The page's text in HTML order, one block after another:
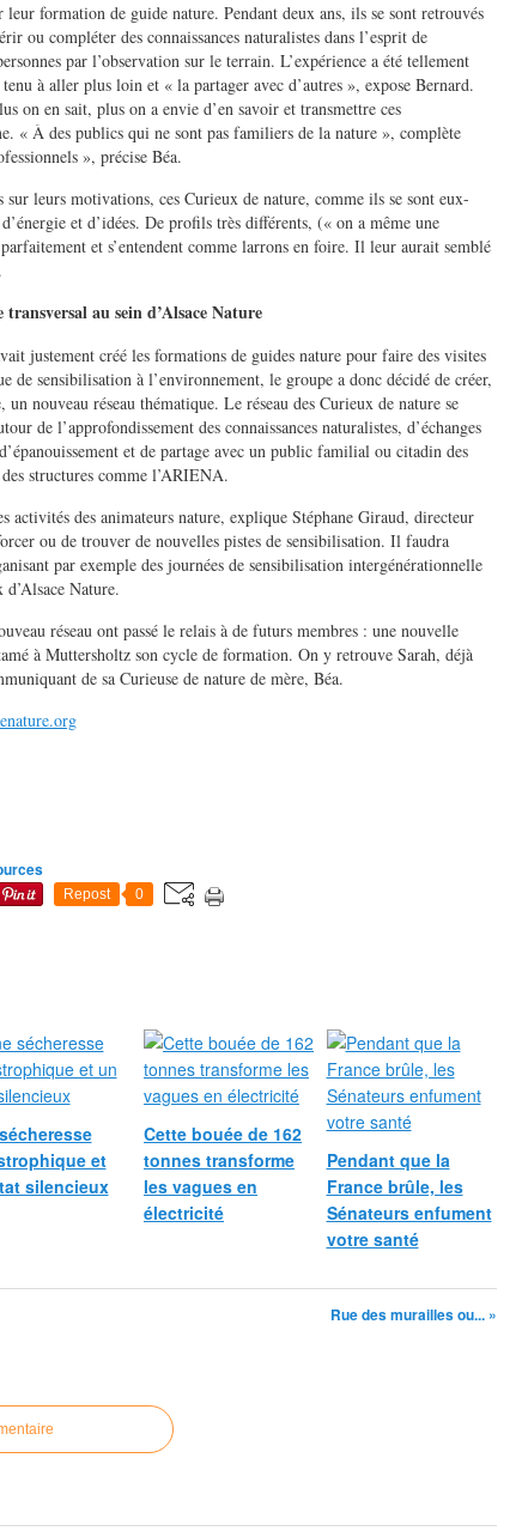
formation de guide nature. Pendant deux ans, ils se sont retrouvés
ou compléter des connaissances naturalistes dans l’esprit de
par l’observation sur le terrain. L’expérience a été tellement
à aller plus loin et « la partager avec d’autres », expose Bernard.
on en sait, plus on a envie d’en savoir et transmettre ces
« À des publics qui ne sont pas familiers de la nature », complète
», précise Béa.
sur leurs motivations, ces Curieux de nature, comme ils se sont eux-
et d’idées. De profils très différents, (« on a même une
et s’entendent comme larrons en foire. Il leur aurait semblé
au sein d’Alsace Nature
justement créé les formations de guides nature pour faire des visites
de sensibilisation à l’environnement, le groupe a donc décidé de créer,
un nouveau réseau thématique. Le réseau des Curieux de nature se
de l’approfondissement des connaissances naturalistes, d’échanges
et de partage avec un public familial ou citadin des
structures comme l’ARIENA.
activités des animateurs nature, explique Stéphane Giraud, directeur
ou de trouver de nouvelles pistes de sensibilisation. Il faudra
par exemple des journées de sensibilisation intergénérationnelle
Nature.
réseau ont passé le relais à de futurs membres : une nouvelle
à Muttersholtz son cycle de formation. On y retrouve Sarah, déjà
de sa Curieuse de nature de mère, Béa.
Repost 0
et
silencieux
Cette bouée de 162
tonnes transforme
les vagues en
électricité
Pendant que la
France brûle, les
Sénateurs enfument
votre santé
Rue des murailles ou... »